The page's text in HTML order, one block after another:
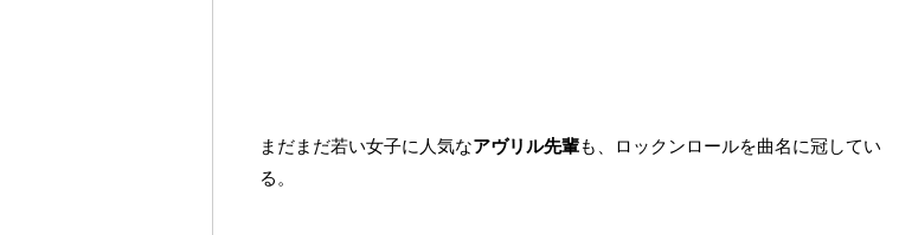
まだまだ若い女子に人気なアヴリル先輩も、ロックンロールを曲名に冠してい
る。